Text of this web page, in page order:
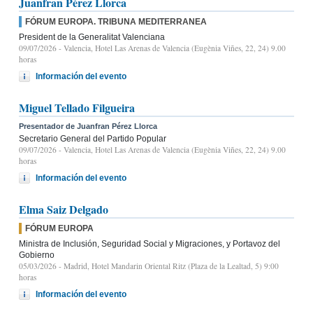
FÓRUM EUROPA. TRIBUNA MEDITERRANEA
President de la Generalitat Valenciana
09/07/2026 - Valencia, Hotel Las Arenas de Valencia (Eugènia Viñes, 22, 24) 9.00
horas
Información del evento
Miguel Tellado Filgueira
Presentador de Juanfran Pérez Llorca
Secretario General del Partido Popular
09/07/2026 - Valencia, Hotel Las Arenas de Valencia (Eugènia Viñes, 22, 24) 9.00
horas
Información del evento
Elma Saiz Delgado
FÓRUM EUROPA
Ministra de Inclusión, Seguridad Social y Migraciones, y Portavoz del
Gobierno
05/03/2026 - Madrid, Hotel Mandarin Oriental Ritz (Plaza de la Lealtad, 5) 9:00
horas
Información del evento